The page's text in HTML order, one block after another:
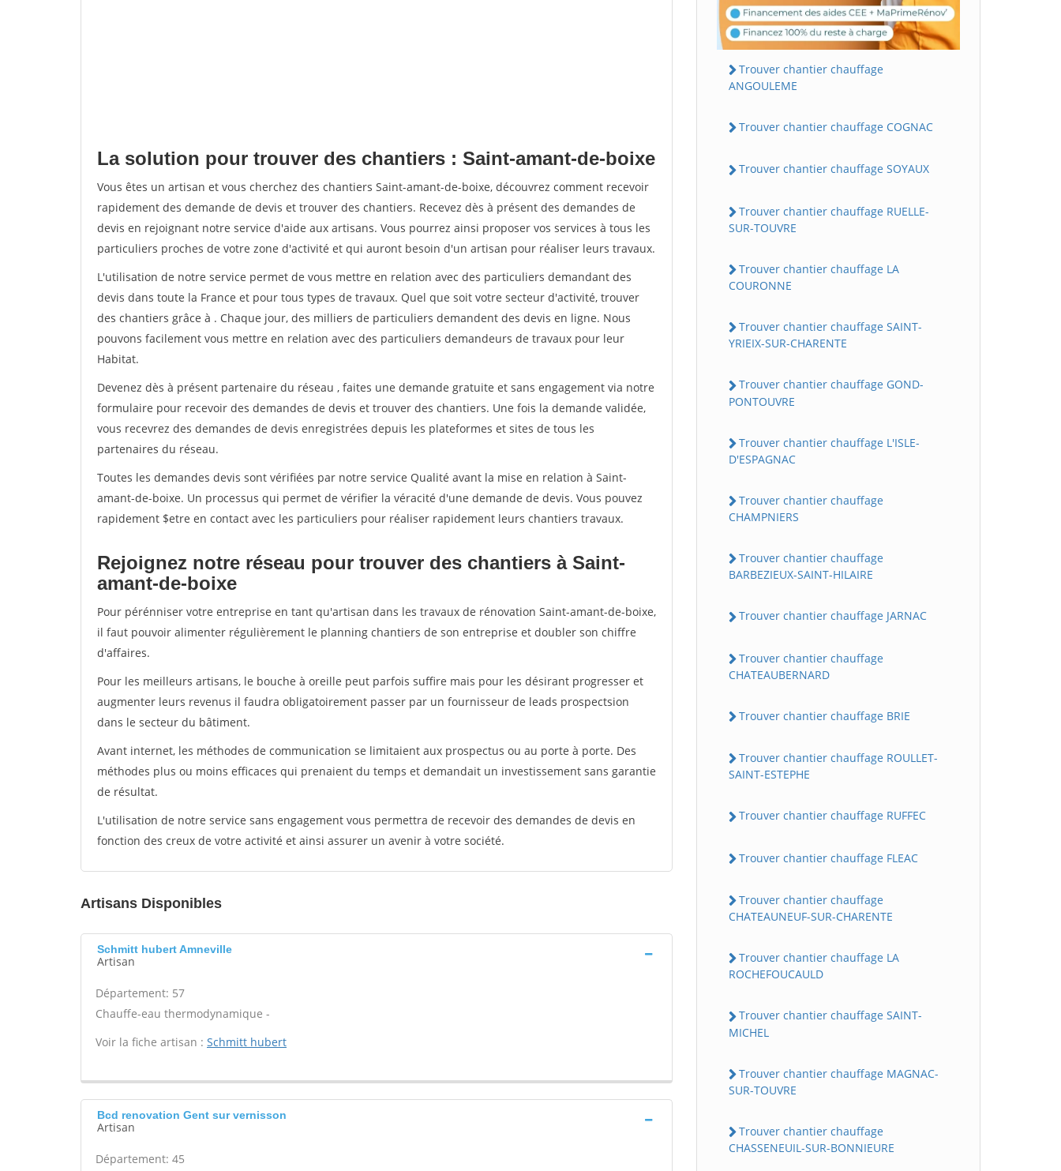
La solution pour trouver des chantiers : Saint-amant-de-boixe
Vous êtes un artisan et vous cherchez des chantiers Saint-amant-de-boixe, découvrez comment recevoir
rapidement des demande de devis et trouver des chantiers. Recevez dès à présent des demandes de
devis en rejoignant notre service d'aide aux artisans. Vous pourrez ainsi proposer vos services à tous les
particuliers proches de votre zone d'activité et qui auront besoin d'un artisan pour réaliser leurs travaux.
L'utilisation de notre service permet de vous mettre en relation avec des particuliers demandant des
devis dans toute la France et pour tous types de travaux. Quel que soit votre secteur d'activité, trouver
des chantiers grâce à . Chaque jour, des milliers de particuliers demandent des devis en ligne. Nous
pouvons facilement vous mettre en relation avec des particuliers demandeurs de travaux pour leur
Habitat.
Devenez dès à présent partenaire du réseau , faites une demande gratuite et sans engagement via notre
formulaire pour recevoir des demandes de devis et trouver des chantiers. Une fois la demande validée,
vous recevrez des demandes de devis enregistrées depuis les plateformes et sites de tous les
partenaires du réseau.
Toutes les demandes devis sont vérifiées par notre service Qualité avant la mise en relation à Saint-
amant-de-boixe. Un processus qui permet de vérifier la véracité d'une demande de devis. Vous pouvez
rapidement $etre en contact avec les particuliers pour réaliser rapidement leurs chantiers travaux.
Rejoignez notre réseau pour trouver des chantiers à Saint-
amant-de-boixe
Pour pérénniser votre entreprise en tant qu'artisan dans les travaux de rénovation Saint-amant-de-boixe,
il faut pouvoir alimenter régulièrement le planning chantiers de son entreprise et doubler son chiffre
d'affaires.
Pour les meilleurs artisans, le bouche à oreille peut parfois suffire mais pour les désirant progresser et
augmenter leurs revenus il faudra obligatoirement passer par un fournisseur de leads prospectsion
dans le secteur du bâtiment.
Avant internet, les méthodes de communication se limitaient aux prospectus ou au porte à porte. Des
méthodes plus ou moins efficaces qui prenaient du temps et demandait un investissement sans garantie
de résultat.
L'utilisation de notre service sans engagement vous permettra de recevoir des demandes de devis en
fonction des creux de votre activité et ainsi assurer un avenir à votre société.
Artisans Disponibles
Schmitt hubert Amneville
Artisan
Département: 57
Chauffe-eau thermodynamique -
Voir la fiche artisan : Schmitt hubert
Bcd renovation Gent sur vernisson
Artisan
Département: 45
Trouver chantier chauffage
ANGOULEME
Trouver chantier chauffage COGNAC
Trouver chantier chauffage SOYAUX
Trouver chantier chauffage RUELLE-
SUR-TOUVRE
Trouver chantier chauffage LA
COURONNE
Trouver chantier chauffage SAINT-
YRIEIX-SUR-CHARENTE
Trouver chantier chauffage GOND-
PONTOUVRE
Trouver chantier chauffage L'ISLE-
D'ESPAGNAC
Trouver chantier chauffage
CHAMPNIERS
Trouver chantier chauffage
BARBEZIEUX-SAINT-HILAIRE
Trouver chantier chauffage JARNAC
Trouver chantier chauffage
CHATEAUBERNARD
Trouver chantier chauffage BRIE
Trouver chantier chauffage ROULLET-
SAINT-ESTEPHE
Trouver chantier chauffage RUFFEC
Trouver chantier chauffage FLEAC
Trouver chantier chauffage
CHATEAUNEUF-SUR-CHARENTE
Trouver chantier chauffage LA
ROCHEFOUCAULD
Trouver chantier chauffage SAINT-
MICHEL
Trouver chantier chauffage MAGNAC-
SUR-TOUVRE
Trouver chantier chauffage
CHASSENEUIL-SUR-BONNIEURE